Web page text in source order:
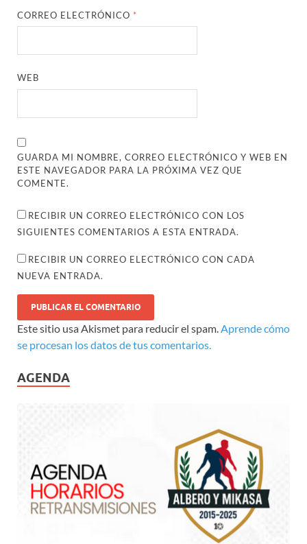
CORREO ELECTRÓNICO *
WEB
GUARDA MI NOMBRE, CORREO ELECTRÓNICO Y WEB EN
ESTE NAVEGADOR PARA LA PRÓXIMA VEZ QUE
COMENTE.
RECIBIR UN CORREO ELECTRÓNICO CON LOS
SIGUIENTES COMENTARIOS A ESTA ENTRADA.
RECIBIR UN CORREO ELECTRÓNICO CON CADA
NUEVA ENTRADA.
Este sitio usa Akismet para reducir el spam.Aprende cómo
se procesan los datos de tus comentarios.
AGENDA